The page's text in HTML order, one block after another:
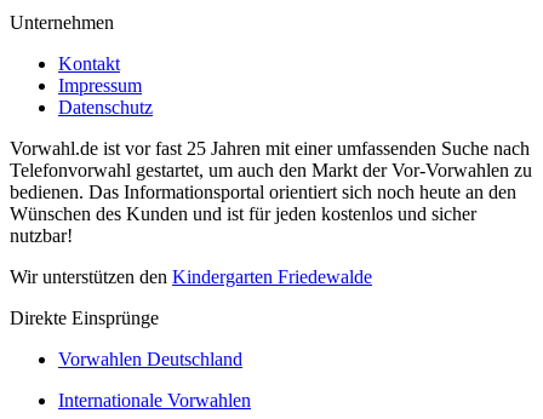
Unternehmen
Kontakt
Impressum
Datenschutz
Vorwahl.de ist vor fast 25 Jahren mit einer umfassenden Suche nach
Telefonvorwahl gestartet, um auch den Markt der Vor-Vorwahlen zu
bedienen. Das Informationsportal orientiert sich noch heute an den
Wünschen des Kunden und ist für jeden kostenlos und sicher
nutzbar!
Wir unterstützen den Kindergarten Friedewalde
Direkte Einsprünge
Vorwahlen Deutschland
Internationale Vorwahlen